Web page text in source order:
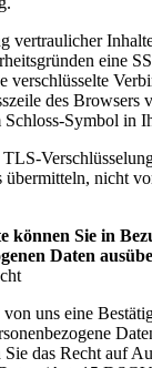
vertraulicher
eine
verschlüsselte
des Browsers
Schloss-Symbol in
übermitteln, nicht
können Sie in
Daten
von uns eine
das Recht auf